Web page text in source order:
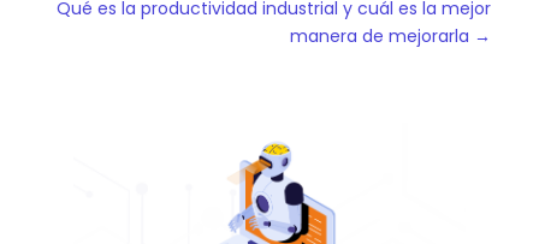
Qué es la productividad industrial y cuál es la mejor
manera de mejorarla →